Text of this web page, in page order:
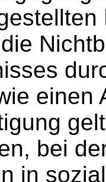
einen
bei
in